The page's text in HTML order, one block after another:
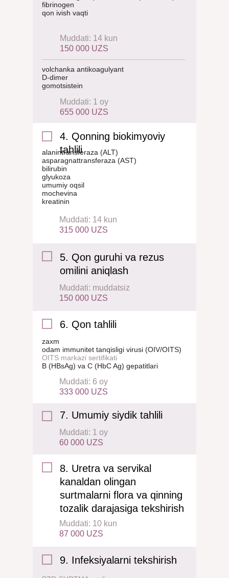
Muddati: 14 kun
150 000 UZS
fibrinogen
qon ivish vaqti
Muddati: 1 oy
655 000 UZS
volchanka antikoagulyant
D-dimer
gomotsistein
Muddati: 14 kun
315 000 UZS
alanintransferaza (ALT)
asparagnattransferaza (AST)
bilirubin
glyukoza
umumiy oqsil
mochevina
kreatinin
4. Qonning biokimyoviy
tahlili
Muddati: muddatsiz
150 000 UZS
5. Qon guruhi va rezus
omilini aniqlash
Muddati: 6 oy
333 000 UZS
zaxm
odam immunitet tanqisligi virusi (OIV/OITS)
OITS markazi sertifikati
B (HBsAg) va C (HbC Ag) gepatitlari
6. Qon tahlili
Muddati: 1 oy
60 000 UZS
7. Umumiy siydik tahlili
Muddati: 10 kun
87 000 UZS
8. Uretra va servikal
kanaldan olingan
surtmalarni flora va qinning
tozalik darajasiga tekshirish
9. Infeksiyalarni tekshirish